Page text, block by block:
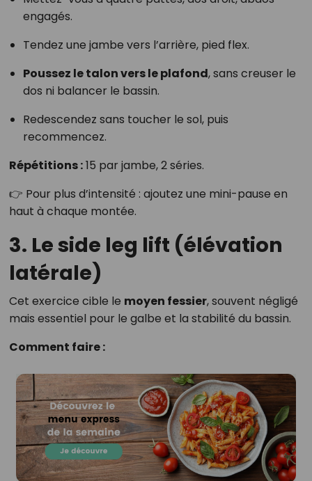
engagés.
Tendez une jambe vers l’arrière, pied flex.
Poussez le talon vers le plafond, sans creuser le
dos ni balancer le bassin.
Redescendez sans toucher le sol, puis
recommencez.
Répétitions :15 par jambe, 2 séries.
👉 Pour plus d’intensité : ajoutez une mini-pause en
haut à chaque montée.
3. Le side leg lift (élévation
latérale)
Cet exercice cible le moyen fessier, souvent négligé
mais essentiel pour le galbe et la stabilité du bassin.
Comment faire :